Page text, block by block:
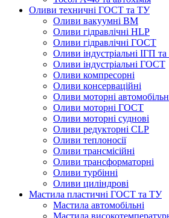
Оливи техничні ГОСТ та ТУ
Оливи вакуумні ВМ
Оливи гідравлічні HLP
Оливи гідравлічні ГОСТ
Оливи індустріальні ІГП
Оливи індустріальні ГОСТ
Оливи компресорні
Оливи консерваційні
Оливи моторні
Оливи моторні ГОСТ
Оливи моторні суднові
Оливи редукторні CLP
Оливи теплоносії
Оливи трансмісійні
Оливи трансформаторні
Оливи турбінні
Оливи циліндрові
Мастила пластичні ГОСТ та ТУ
Мастила автомобільні
Мастила